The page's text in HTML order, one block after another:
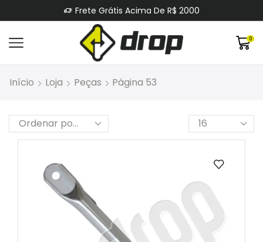
Frete Grátis Acima De R$ 2000
0
Início Loja Peças Página 53